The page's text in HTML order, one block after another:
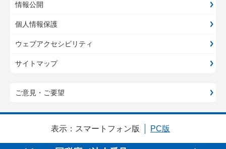
情報公開
個人情報保護
ウェブアクセシビリティ
サイトマップ
ご意見・ご要望
表示： スマートフォン版 PC版